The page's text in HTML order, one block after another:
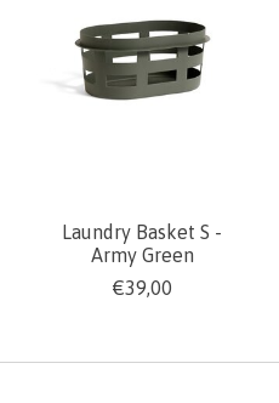
Laundry Basket S -
Army Green
€39,00